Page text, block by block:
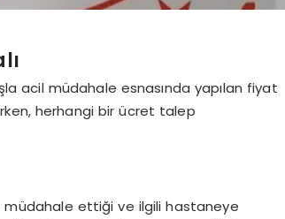
acil müdahale esnasında yapılan fiyat
herhangi bir ücret talep
müdahale ettiği ve ilgili hastaneye